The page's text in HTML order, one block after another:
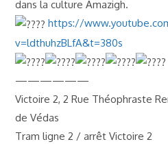
dans la culture Amazigh.
https://
v=ldthuhzBLfA&t=380s
——————
Victoire 2, 2 Rue Théophraste
de Védas
Tram ligne 2 / arrêt Victoire 2